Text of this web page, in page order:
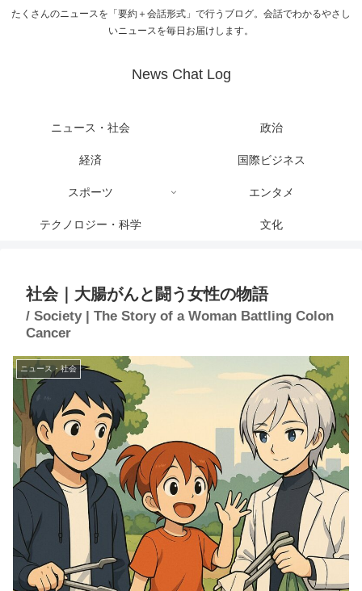
たくさんのニュースを「要約＋会話形式」で行うブログ。会話でわかるやさし
いニュースを毎日お届けします。
News Chat Log
ニュース・社会 政治
経済 国際ビジネス
スポーツ エンタメ
テクノロジー・科学 文化
社会｜大腸がんと闘う女性の物語
/ Society | The Story of a Woman Battling Colon
Cancer
ニュース・社会